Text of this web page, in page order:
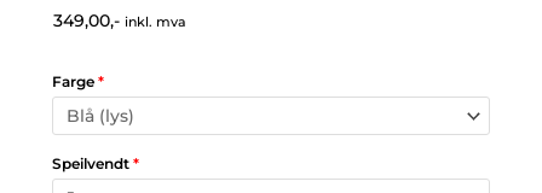
349,00,- inkl. mva
Farge *
Speilvendt *